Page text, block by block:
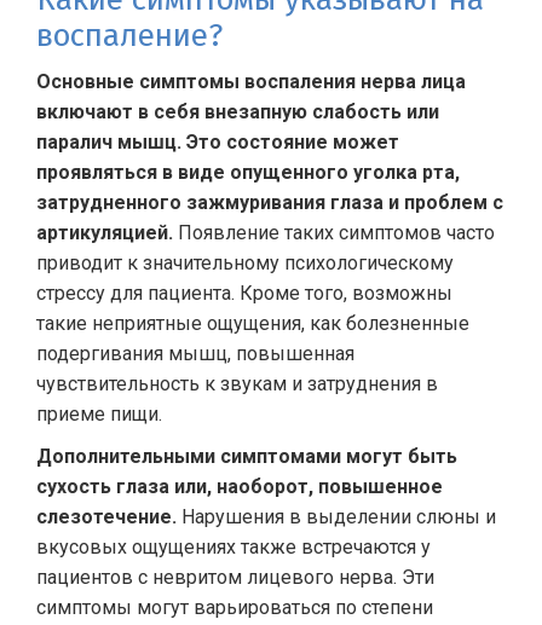
воспаление?
Основные симптомы воспаления нерва лица
включают в себя внезапную слабость или
паралич мышц. Это состояние может
проявляться в виде опущенного уголка рта,
затрудненного зажмуривания глаза и проблем с
артикуляцией. Появление таких симптомов часто
приводит к значительному психологическому
стрессу для пациента. Кроме того, возможны
такие неприятные ощущения, как болезненные
подергивания мышц, повышенная
чувствительность к звукам и затруднения в
приеме пищи.
Дополнительными симптомами могут быть
сухость глаза или, наоборот, повышенное
слезотечение. Нарушения в выделении слюны и
вкусовых ощущениях также встречаются у
пациентов с невритом лицевого нерва. Эти
симптомы могут варьироваться по степени